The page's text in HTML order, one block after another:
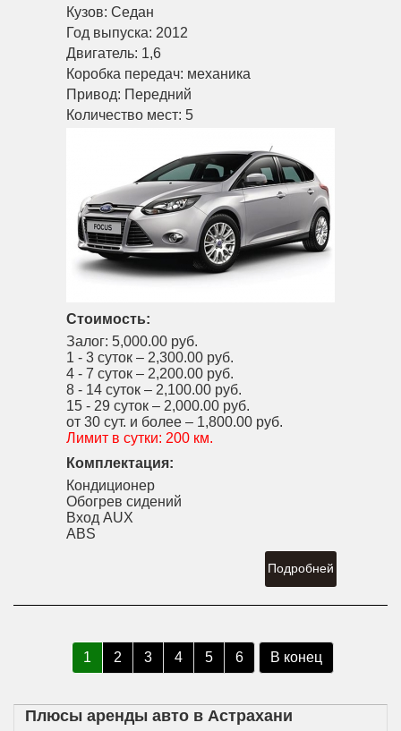
Кузов: Седан
Год выпуска: 2012
Двигатель: 1,6
Коробка передач: механика
Привод: Передний
Количество мест: 5
Стоимость:
Залог: 5,000.00 руб.
1 - 3 суток – 2,300.00 руб.
4 - 7 суток – 2,200.00 руб.
8 - 14 суток – 2,100.00 руб.
15 - 29 суток – 2,000.00 руб.
от 30 сут. и более – 1,800.00 руб.
Лимит в сутки: 200 км.
Комплектация:
Кондиционер
Обогрев сидений
Вход AUX
ABS
Подробней
1 2 3 4 5 6 В конец
Плюсы аренды авто в Астрахани